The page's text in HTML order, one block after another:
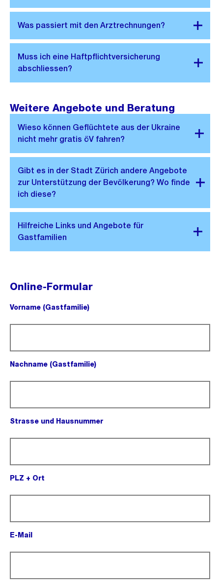
Weitere Angebote und Beratung
Online-Formular
Vorname (Gastfamilie)
Nachname (Gastfamilie)
Strasse und Hausnummer
PLZ + Ort
E-Mail